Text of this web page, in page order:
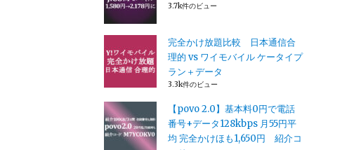
3.7k件のビュー
完全かけ放題比較 日本通信合
理的 vs ワイモバイル ケータイプ
ラン＋データ
3.3k件のビュー
【povo 2.0】基本料0円で電話
番号+データ128kbps 月55円平
均 完全かけほも1,650円 紹介コ